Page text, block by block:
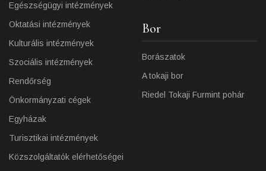
Egészségügyi intézmények
Oktatási intézmények
Kulturális intézmények
Szociális intézmények
Rendőrség
Önkormányzati cégek
Egyházak
Turisztikai intézmények
Közszolgáltatók elérhetőségei
Bor
Borászatok
A tokaji bor
Riedel Tokaji Furmint pohár